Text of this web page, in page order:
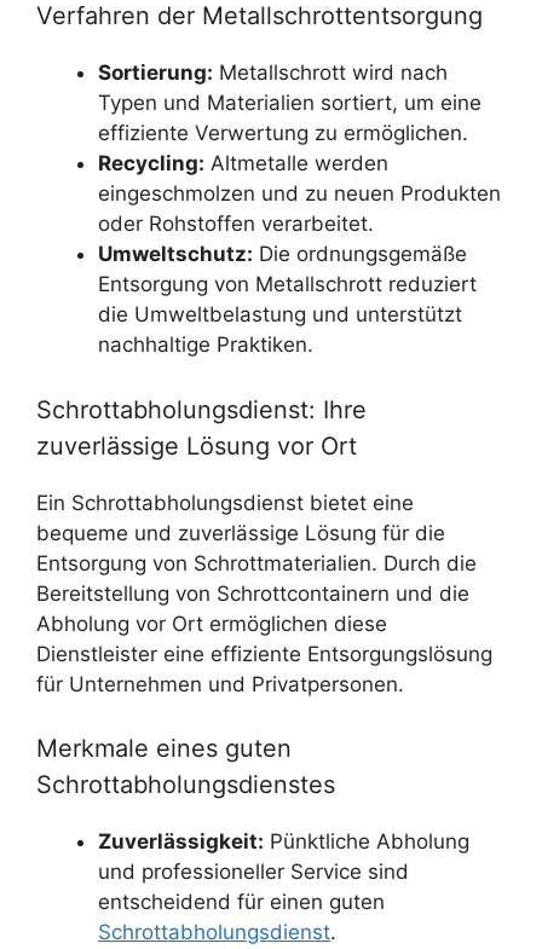
Verfahren der Metallschrottentsorgung
Sortierung: Metallschrott wird nach
Typen und Materialien sortiert, um eine
effiziente Verwertung zu ermöglichen.
Recycling: Altmetalle werden
eingeschmolzen und zu neuen Produkten
oder Rohstoffen verarbeitet.
Umweltschutz: Die ordnungsgemäße
Entsorgung von Metallschrott reduziert
die Umweltbelastung und unterstützt
nachhaltige Praktiken.
Schrottabholungsdienst: Ihre
zuverlässige Lösung vor Ort
Ein Schrottabholungsdienst bietet eine
bequeme und zuverlässige Lösung für die
Entsorgung von Schrottmaterialien. Durch die
Bereitstellung von Schrottcontainern und die
Abholung vor Ort ermöglichen diese
Dienstleister eine effiziente Entsorgungslösung
für Unternehmen und Privatpersonen.
Merkmale eines guten
Schrottabholungsdienstes
Zuverlässigkeit: Pünktliche Abholung
und professioneller Service sind
entscheidend für einen guten
Schrottabholungsdienst.